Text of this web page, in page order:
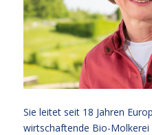
Sie leitet seit 18 Jahren
wirtschaftende Bio-